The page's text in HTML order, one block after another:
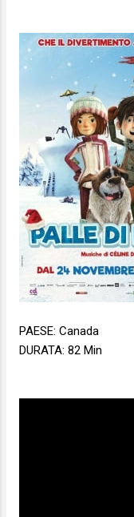
PAESE: Canada
DURATA: 82 Min